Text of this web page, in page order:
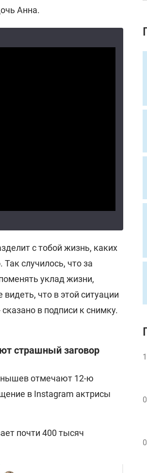
Анна.
с тобой жизнь, каких
случилось, что за
уклад жизни,
что в этой ситуации
в подписи к снимку.
страшный заговор
отмечают 12-ю
в Instagram актрисы
почти 400 тысяч